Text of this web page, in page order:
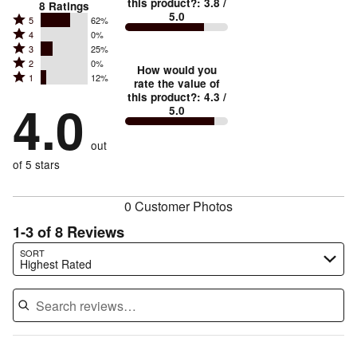
8 Ratings
Rated
5
stars
by
reviewers
5 62%
Rated
4
stars
by
of
reviewers
4 0%
Rated
3
stars
25%
of
reviewers
3 25%
Rated
2
by
0%
reviewers
2 0%
Rated
stars
by
12%
of
1 12%
4.0 out
of 5 stars
5.0
How would you
rate the value of
this product?: 4.3 /
5.0
0 Customer Photos
1-3 of 8 Reviews
SORT
Highest Rated
Search reviews…